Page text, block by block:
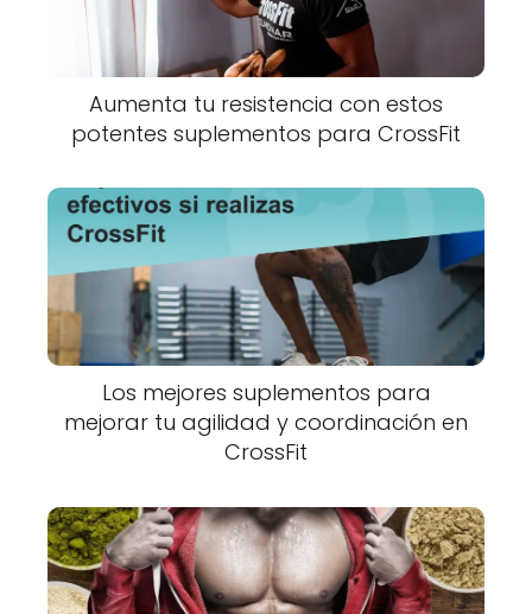
Aumenta tu resistencia con estos
potentes suplementos para CrossFit
Los mejores suplementos para
mejorar tu agilidad y coordinación en
CrossFit